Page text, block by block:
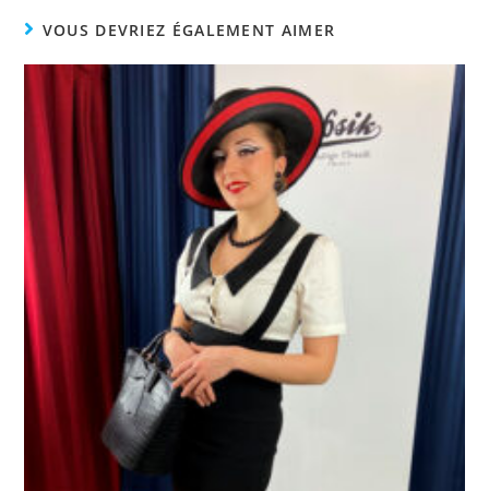
VOUS DEVRIEZ ÉGALEMENT AIMER